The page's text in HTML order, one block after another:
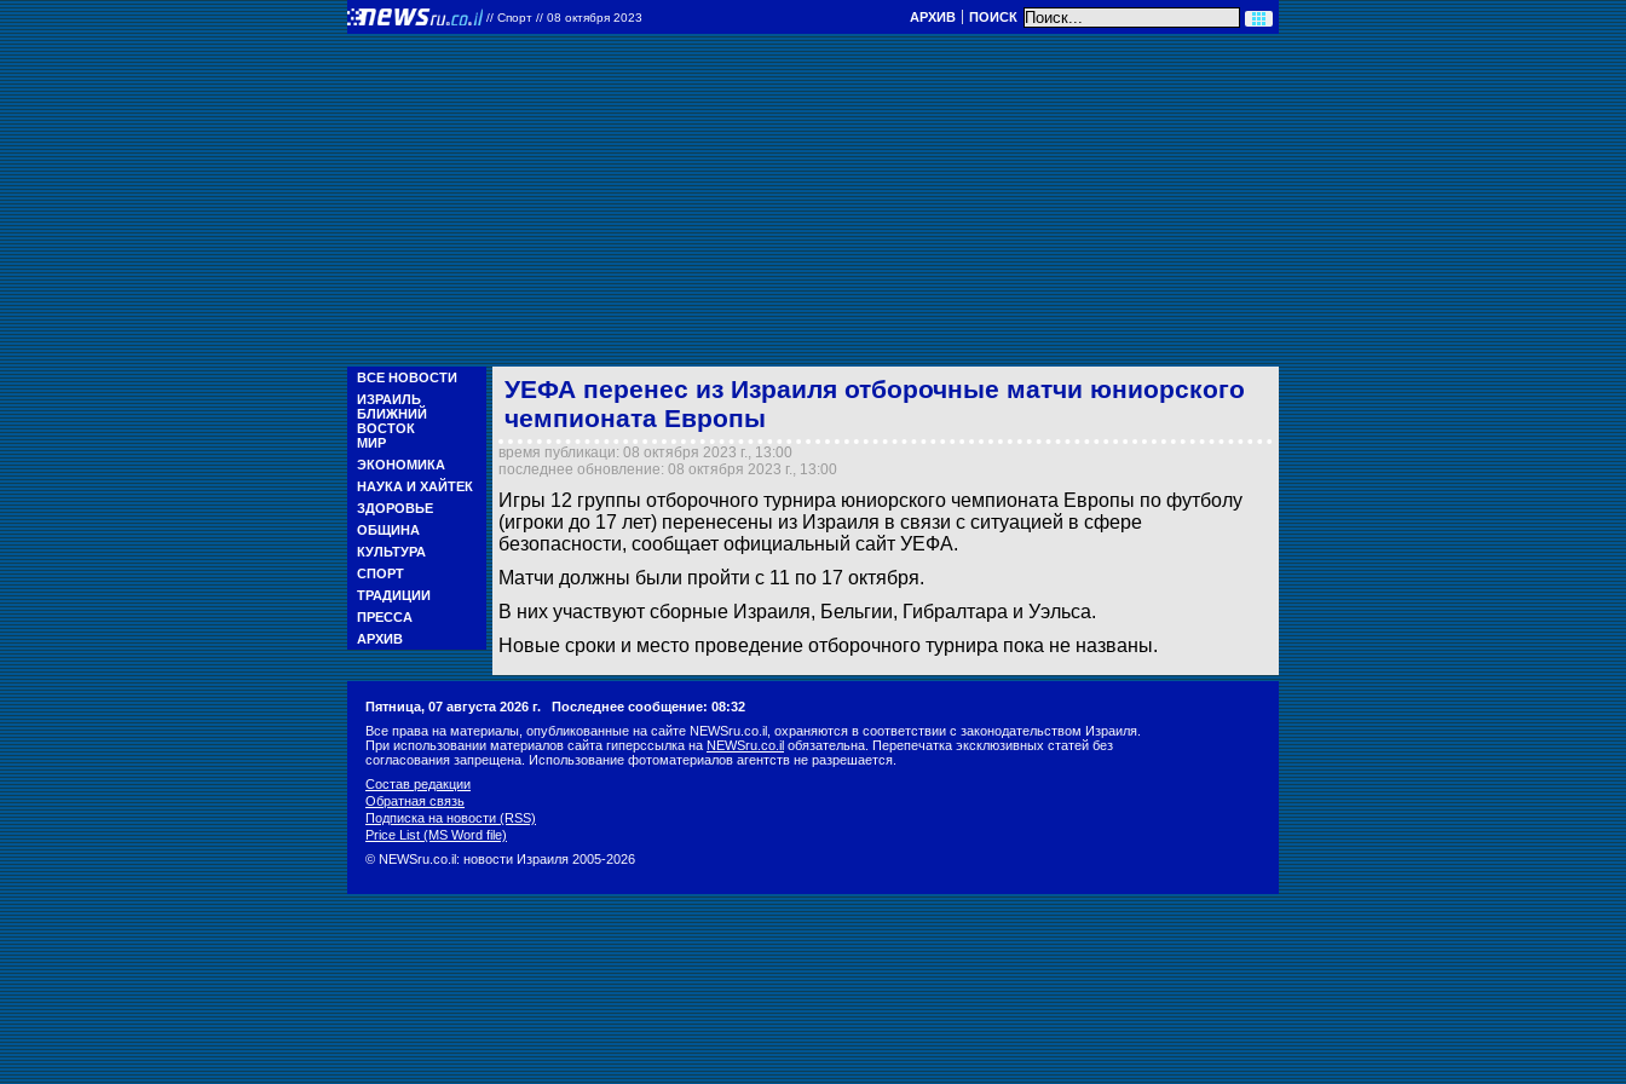
// Спорт // 08 октября 2023 АРХИВ ПОИСК
ВСЕ НОВОСТИ
ИЗРАИЛЬ
БЛИЖНИЙ
ВОСТОК
МИР
ЭКОНОМИКА
НАУКА И ХАЙТЕК
ЗДОРОВЬЕ
ОБЩИНА
КУЛЬТУРА
СПОРТ
ТРАДИЦИИ
ПРЕССА
АРХИВ
УЕФА перенес из Израиля отборочные матчи юниорского
чемпионата Европы
время публикаци: 08 октября 2023 г., 13:00
последнее обновление: 08 октября 2023 г., 13:00
Игры 12 группы отборочного турнира юниорского чемпионата Европы по футболу
(игроки до 17 лет) перенесены из Израиля в связи с ситуацией в сфере
безопасности, сообщает официальный сайт УЕФА.
Матчи должны были пройти с 11 по 17 октября.
В них участвуют сборные Израиля, Бельгии, Гибралтара и Уэльса.
Новые сроки и место проведение отборочного турнира пока не названы.
Пятница, 07 августа 2026 г. Последнее сообщение: 08:32
Все права на материалы, опубликованные на сайте NEWSru.co.il, охраняются в соответствии с законодательством Израиля.
При использовании материалов сайта гиперссылка на NEWSru.co.il обязательна. Перепечатка эксклюзивных статей без
согласования запрещена. Использование фотоматериалов агентств не разрешается.
Состав редакции
Обратная связь
Подписка на новости (RSS)
Price List (MS Word file)
© NEWSru.co.il: новости Израиля 2005-2026